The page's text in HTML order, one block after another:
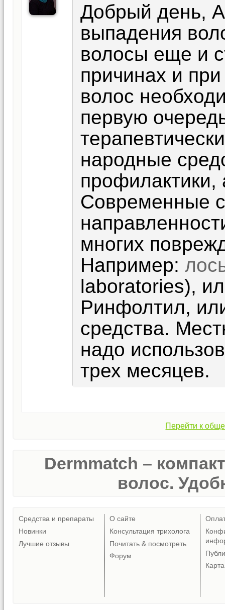
Добрый день,
выпадения
волосы еще и
причинах и
волос
первую
народные
профилактики,
Современные
многих
Например:
laboratories),
Ринфолтил,
средства.
надо
трех месяцев.
Перейти к
Dermmatch –
волос.
Средства и препараты
Новинки
Лучшие отзывы
О сайте
Консультация трихолога
Почитать & посмотреть
Форум